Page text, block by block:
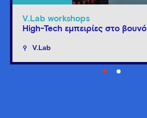
V.Lab workshops
High-Tech εμπειρίες στο βουνό
V.Lab